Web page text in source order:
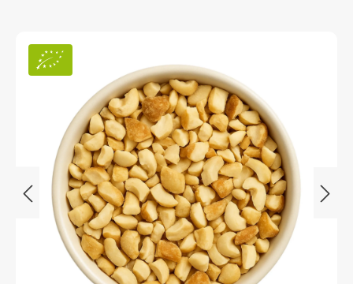
Bildergalerie überspringen